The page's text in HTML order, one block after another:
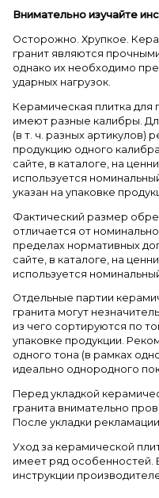
Внимательно изучайте
Осторожно. Хрупкое.
гранит являются
однако их необходимо
ударных нагрузок.
Керамическая плитка для
имеют разные калибры.
(в т. ч. разных артикулов)
продукцию одного
сайте, в каталоге, на
используется
указан на упаковке
Фактический размер
отличается от
пределах нормативных
сайте, в каталоге, на
используется
Отдельные партии
гранита могут
из чего сортируются по
упаковке продукции.
одного тона (в рамках
идеально однородного
Перед укладкой
гранита внимательно
После укладки
Уход за керамической
имеет ряд особенностей.
инструкции